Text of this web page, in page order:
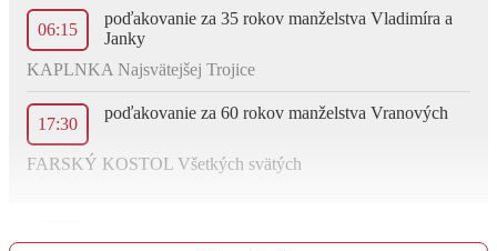
06:15
poďakovanie za 35 rokov manželstva Vladimíra a
Janky
KAPLNKA Najsvätejšej Trojice
17:30
poďakovanie za 60 rokov manželstva Vranových
FARSKÝ KOSTOL Všetkých svätých
Ut